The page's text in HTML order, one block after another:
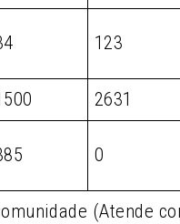
123
2631
0
(Atende